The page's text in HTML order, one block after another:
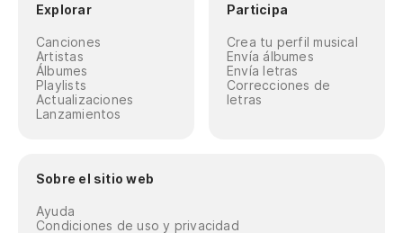
Explorar
Canciones
Artistas
Álbumes
Playlists
Actualizaciones
Lanzamientos
Participa
Crea tu perfil musical
Envía álbumes
Envía letras
Correcciones de
letras
Sobre el sitio web
Ayuda
Condiciones de uso y privacidad